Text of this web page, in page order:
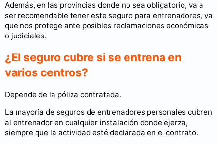
Además, en las provincias donde no sea obligatorio, va a
ser recomendable tener este seguro para entrenadores, ya
que nos protege ante posibles reclamaciones económicas
o judiciales.
¿El seguro cubre si se entrena en
varios centros?
Depende de la póliza contratada.
La mayoría de seguros de entrenadores personales cubren
al entrenador en cualquier instalación donde ejerza,
siempre que la actividad esté declarada en el contrato.